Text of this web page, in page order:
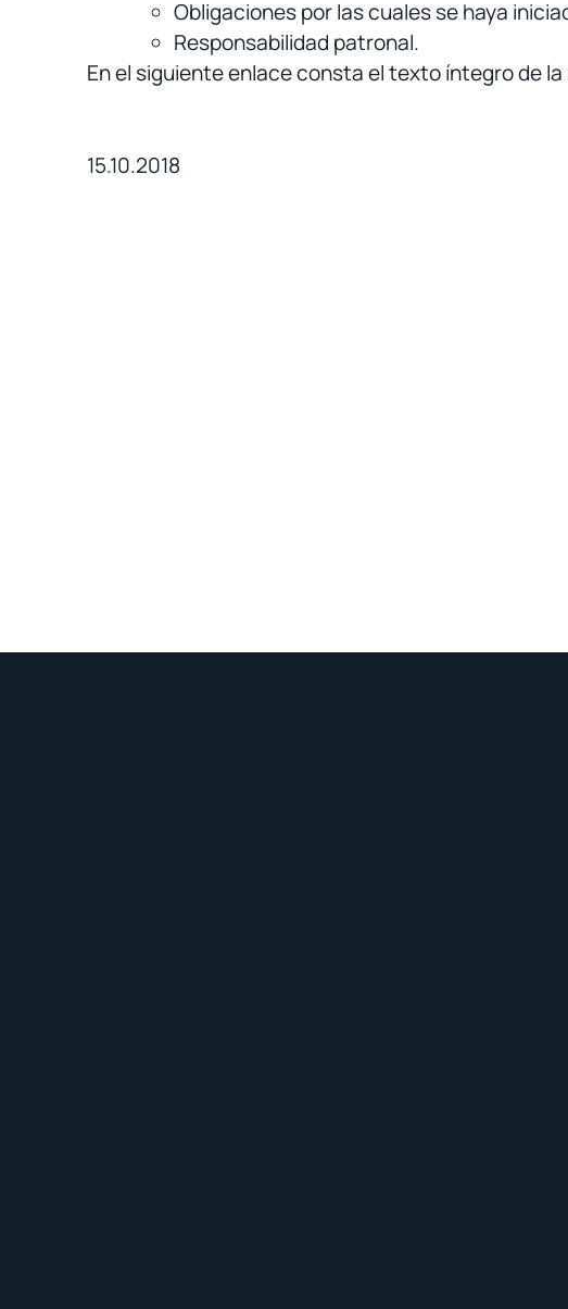
Obligaciones por las cuales se haya
Responsabilidad patronal.
En el siguiente enlace consta el texto íntegro de
15.10.2018